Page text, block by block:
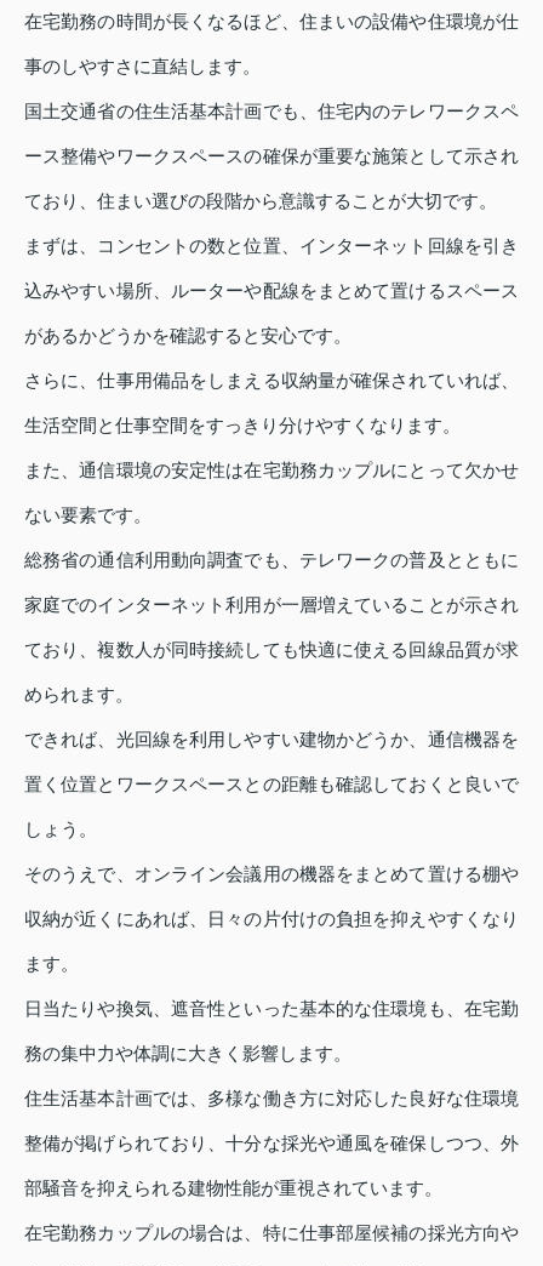
在宅勤務の時間が長くなるほど、住まいの設備や住環境が仕
事のしやすさに直結します。
国土交通省の住生活基本計画でも、住宅内のテレワークスペ
ース整備やワークスペースの確保が重要な施策として示され
ており、住まい選びの段階から意識することが大切です。
まずは、コンセントの数と位置、インターネット回線を引き
込みやすい場所、ルーターや配線をまとめて置けるスペース
があるかどうかを確認すると安心です。
さらに、仕事用備品をしまえる収納量が確保されていれば、
生活空間と仕事空間をすっきり分けやすくなります。
また、通信環境の安定性は在宅勤務カップルにとって欠かせ
ない要素です。
総務省の通信利用動向調査でも、テレワークの普及とともに
家庭でのインターネット利用が一層増えていることが示され
ており、複数人が同時接続しても快適に使える回線品質が求
められます。
できれば、光回線を利用しやすい建物かどうか、通信機器を
置く位置とワークスペースとの距離も確認しておくと良いで
しょう。
そのうえで、オンライン会議用の機器をまとめて置ける棚や
収納が近くにあれば、日々の片付けの負担を抑えやすくなり
ます。
日当たりや換気、遮音性といった基本的な住環境も、在宅勤
務の集中力や体調に大きく影響します。
住生活基本計画では、多様な働き方に対応した良好な住環境
整備が掲げられており、十分な採光や通風を確保しつつ、外
部騒音を抑えられる建物性能が重視されています。
在宅勤務カップルの場合は、特に仕事部屋候補の採光方向や